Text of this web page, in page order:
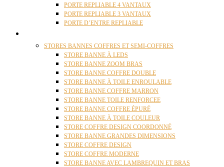
PORTE REPLIABLE 4 VANTAUX
PORTE REPLIABLE 3 VANTAUX
PORTE D’ENTRE REPLIABLE
STORES BANNES COFFRES ET SEMI-COFFRES
STORE BANNE À LEDS
STORE BANNE ZOOM BRAS
STORE BANNE COFFRE DOUBLE
STORE BANNE À TOILE ENROULABLE
STORE BANNE COFFRE MARRON
STORE BANNE TOILE RENFORCEE
STORE BANNE COFFRE ÉPURÉ
STORE BANNE À TOILE COULEUR
STORE COFFRE DESIGN COORDONNÉ
STORE BANNE GRANDES DIMENSIONS
STORE COFFRE DESIGN
STORE COFFRE MODERNE
STORE BANNE AVEC LAMBREQUIN ET BRAS